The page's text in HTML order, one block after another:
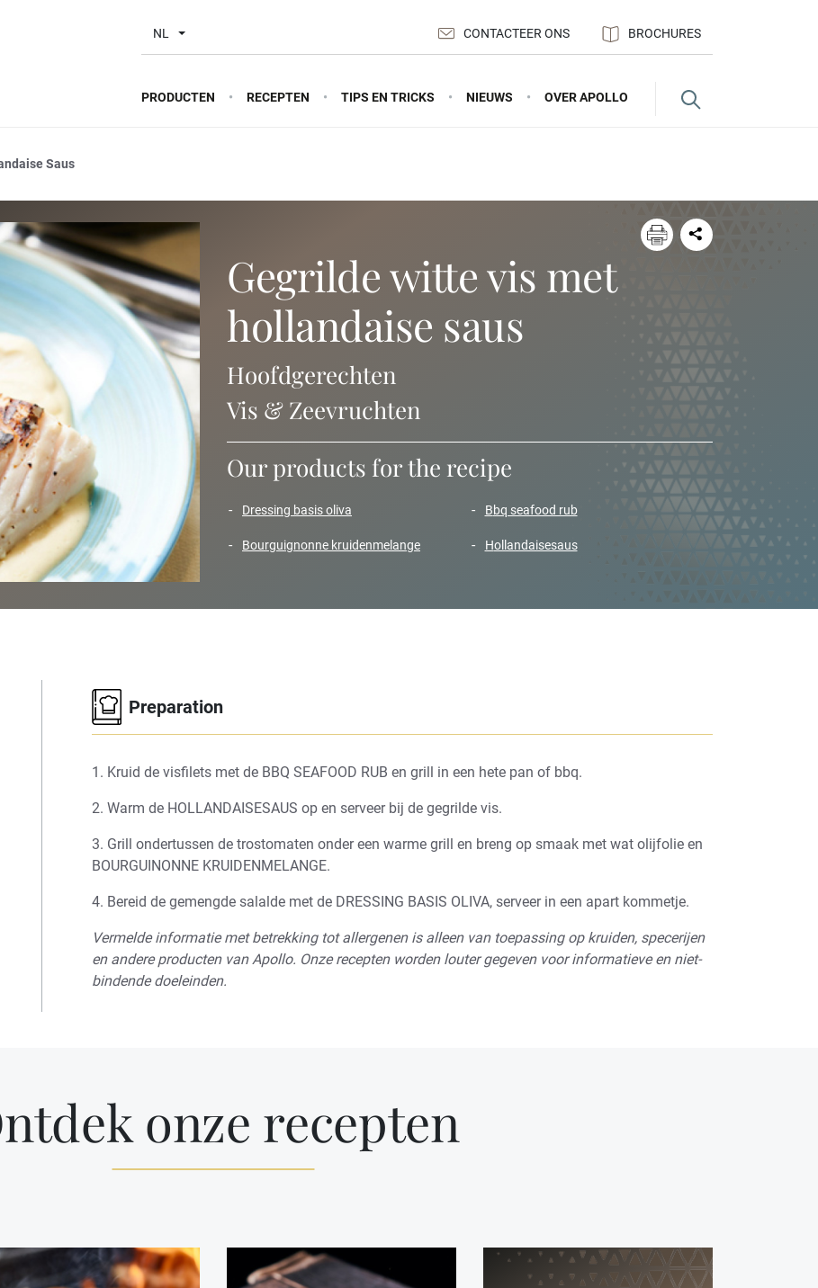
NL CONTACTEER ONS BROCHURES
PRODUCTEN RECEPTEN TIPS EN TRICKS NIEUWS OVER APOLLO
Saus
gegrilde witte vis met
hollandaise saus
Hoofdgerechten
Vis & Zeevruchten
Our products for the recipe
dressing basis oliva
bourguignonne kruidenmelange
bbq seafood rub
hollandaisesaus
Preparation
1. Kruid de visfilets met de BBQ SEAFOOD RUB en grill in een hete pan of bbq.
2. Warm de HOLLANDAISESAUS op en serveer bij de gegrilde vis.
3. Grill ondertussen de trostomaten onder een warme grill en breng op smaak met wat olijfolie en
BOURGUINONNE KRUIDENMELANGE.
4. Bereid de gemengde salalde met de DRESSING BASIS OLIVA, serveer in een apart kommetje.
Vermelde informatie met betrekking tot allergenen is alleen van toepassing op kruiden, specerijen
en andere producten van Apollo. Onze recepten worden louter gegeven voor informatieve en niet-
bindende doeleinden.
onze recepten